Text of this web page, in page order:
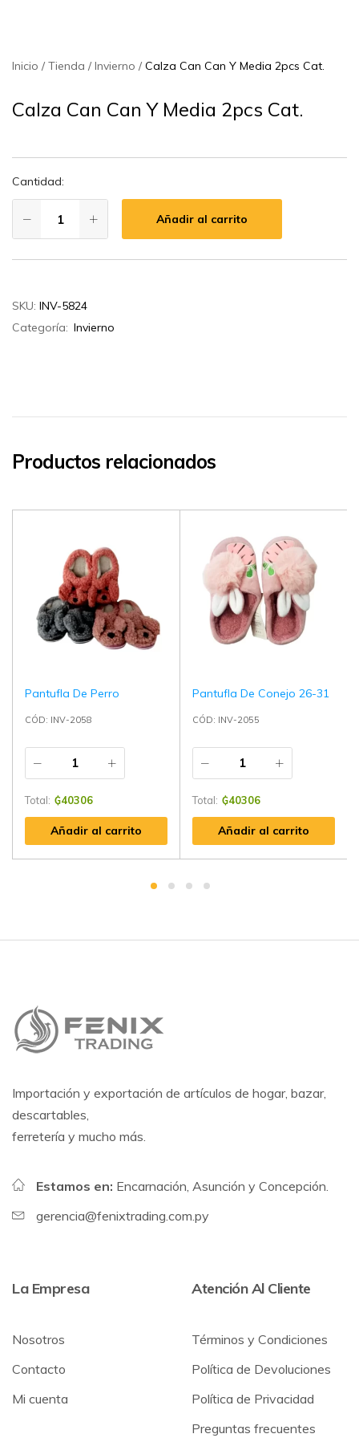
Inicio Tienda Invierno Calza Can Can Y Media 2pcs Cat.
Calza Can Can Y Media 2pcs Cat.
Cantidad:
Añadir al carrito
SKU: INV-5824
Categoría: Invierno
Productos relacionados
Pantufla De Perro
CÓD: INV-2058
Total: ₲40306
Añadir al carrito
Pantufla De Conejo 26-31
CÓD: INV-2055
Total: ₲40306
Añadir al carrito
Importación y exportación de artículos de hogar, bazar,
descartables,
ferretería y mucho más.
Estamos en: Encarnación, Asunción y Concepción.
gerencia@fenixtrading.com.py
La Empresa
Nosotros
Contacto
Mi cuenta
Atención Al Cliente
Términos y Condiciones
Política de Devoluciones
Política de Privacidad
Preguntas frecuentes